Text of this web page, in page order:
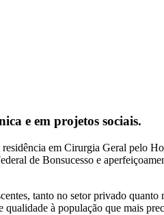
e em projetos sociais.
em Cirurgia Geral pelo
de Bonsucesso e
tanto no setor privado quanto
à população que mais